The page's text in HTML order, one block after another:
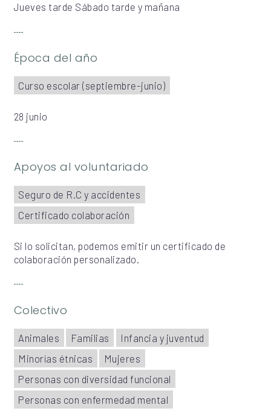
Jueves tarde Sábado tarde y mañana
Época del año
Curso escolar (septiembre-junio)
28 junio
Apoyos al voluntariado
Seguro de R.C y accidentes
Certificado colaboración
Si lo solicitan, podemos emitir un certificado de
colaboración personalizado.
Colectivo
Animales Familias
Infancia y juventud
Minorías étnicas
Mujeres
Personas con diversidad funcional
Personas con enfermedad mental